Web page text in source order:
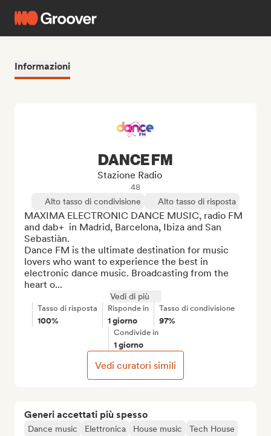
Informazioni
Generi accettati più spesso
Dance music Elettronica House music
Tech House
DANCE FM
Stazione Radio
48
Alto tasso di condivisione
Alto tasso di risposta
MAXIMA ELECTRONIC DANCE MUSIC, radio FM
and dab+  in Madrid, Barcelona, Ibiza and San
Sebastiàn.
Dance FM is the ultimate destination for music
lovers who want to experience the best in
electronic dance music. Broadcasting from the
heart o...
Vedi di più
Tasso di risposta
100%
Risponde in
1 giorno
Tasso di condivisione
97%
Condivide in
1 giorno
Vedi curatori simili